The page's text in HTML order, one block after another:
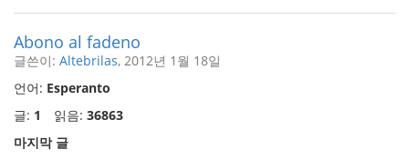
Abono al fadeno
글쓴이: Altebrilas, 2012년 1월 18일
언어: Esperanto
글: 1 읽음: 36863
마지막 글